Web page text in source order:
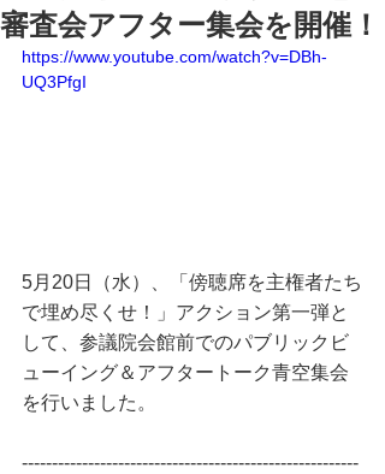
審査会アフター集会を開催！
https://www.youtube.com/watch?v=DBh-
UQ3PfgI
5月20日（水）、「傍聴席を主権者たち
で埋め尽くせ！」アクション第一弾と
して、参議院会館前でのパブリックビ
ューイング＆アフタートーク青空集会
を行いました。
--------------------------------------------------------